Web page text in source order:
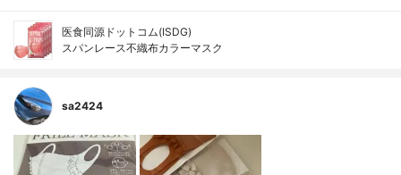
医食同源ドットコム(ISDG)
スパンレース不織布カラーマスク
sa2424